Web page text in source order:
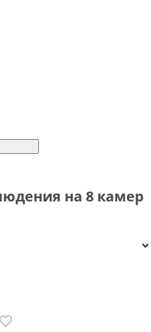
на 8 камер